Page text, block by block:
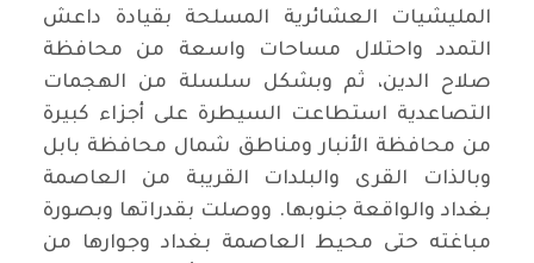
المليشيات العشائرية المسلحة بقيادة داعش
التمدد واحتلال مساحات واسعة من محافظة
صلاح الدين، ثم وبشكل سلسلة من الهجمات
التصاعدية استطاعت السيطرة على أجزاء كبيرة
من محافظة الأنبار ومناطق شمال محافظة بابل
وبالذات القرى والبلدات القريبة من العاصمة
بغداد والواقعة جنوبها. ووصلت بقدراتها وبصورة
مباغته حتى محيط العاصمة بغداد وجوارها من